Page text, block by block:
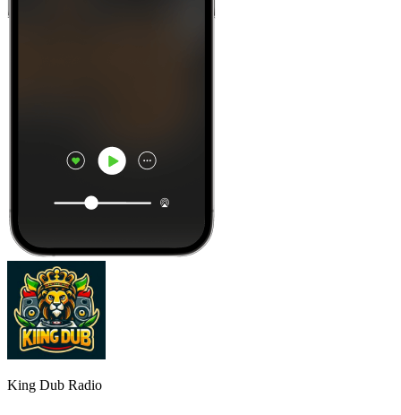
King Dub Radio